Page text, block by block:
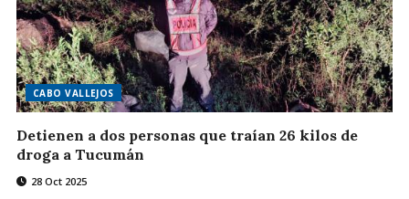
CABO VALLEJOS
Detienen a dos personas que traían 26 kilos de
droga a Tucumán
28 Oct 2025